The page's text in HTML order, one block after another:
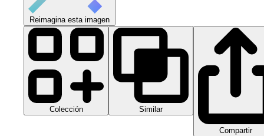
Reimagina esta imagen
Colección Similar
Compartir